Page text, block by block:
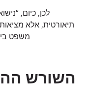
לכן, כיום,
תיאורטית, אלא מציאות
משפט
השורש